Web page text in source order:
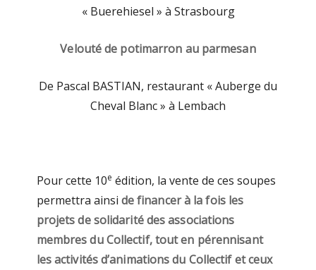
« Buerehiesel » à Strasbourg
Velouté de potimarron au parmesan
De Pascal BASTIAN, restaurant « Auberge du
Cheval Blanc » à Lembach
Pour cette 10e édition, la vente de ces soupes
permettra ainsi definancerà la fois les
projets de solidarité des associations
membres du Collectif, tout en pérennisant
les activités d’animations du Collectif et ceux